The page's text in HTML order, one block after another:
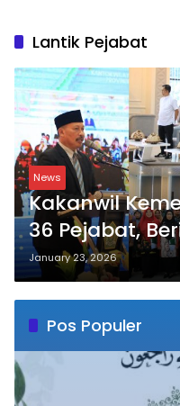
Pos Populer
1
Sehari
Innalillahi,
Soppeng
May 21, 2026